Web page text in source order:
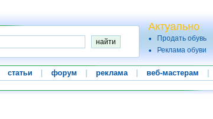
Актуально
Продать обувь
Реклама обуви
статьи форум реклама веб-мастерам